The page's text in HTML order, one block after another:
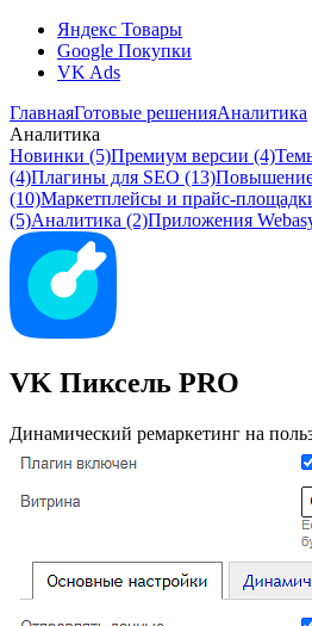
Яндекс Товары
Google Покупки
VK Ads
ГлавнаяГотовые решенияАналитика
Аналитика
Новинки (5)Премиум версии (4)
(4)Плагины для SEO (13)
(10)Маркетплейсы и прайс-
(5)Аналитика (2)Приложения
VK Пиксель PRO
Динамический ремаркетинг на